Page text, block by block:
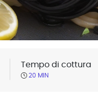
Tempo di cottura
20 MIN